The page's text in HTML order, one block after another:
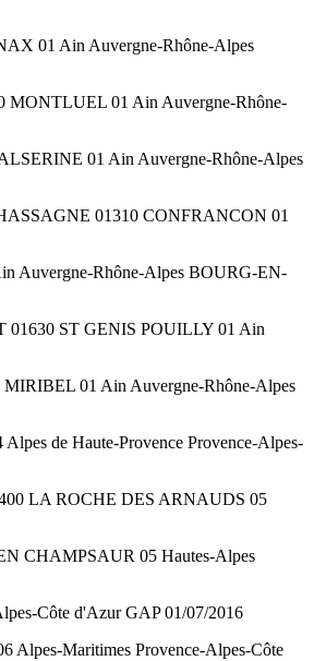
01 Ain Auvergne-Rhône-Alpes
MONTLUEL 01 Ain Auvergne-Rhône-
01 Ain Auvergne-Rhône-Alpes
01310 CONFRANCON 01
Auvergne-Rhône-Alpes BOURG-EN-
01630 ST GENIS POUILLY 01 Ain
01 Ain Auvergne-Rhône-Alpes
de Haute-Provence Provence-Alpes-
LA ROCHE DES ARNAUDS 05
CHAMPSAUR 05 Hautes-Alpes
Côte d'Azur GAP 01/07/2016
Alpes-Maritimes Provence-Alpes-Côte